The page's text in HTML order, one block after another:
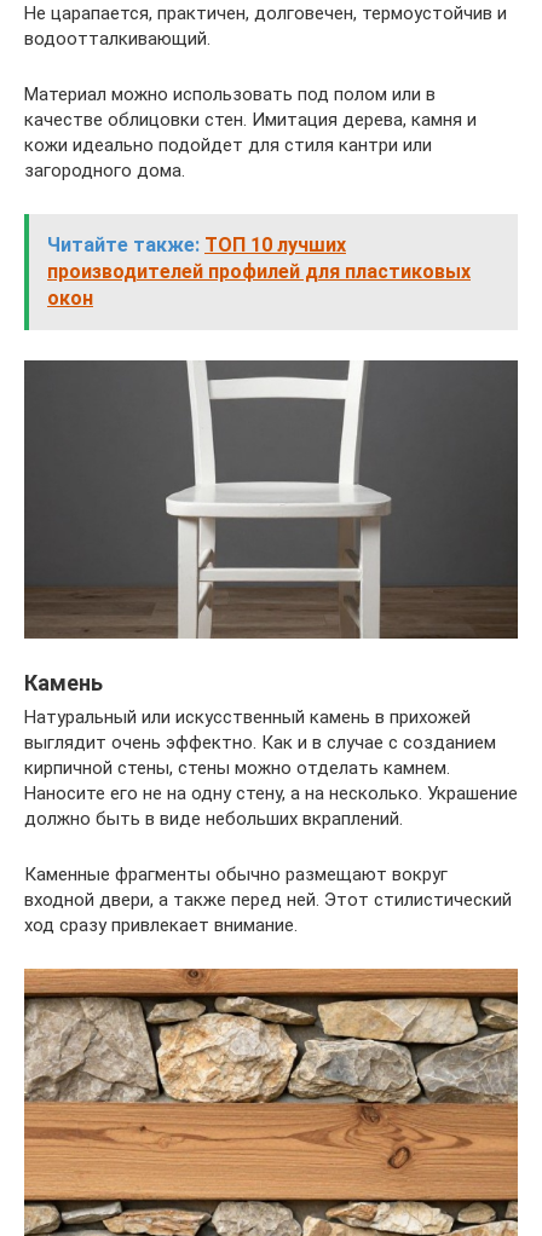
Не царапается, практичен, долговечен, термоустойчив и
водоотталкивающий.
Материал можно использовать под полом или в
качестве облицовки стен. Имитация дерева, камня и
кожи идеально подойдет для стиля кантри или
загородного дома.
Читайте также: ТОП 10 лучших
производителей профилей для пластиковых
окон
Камень
Натуральный или искусственный камень в прихожей
выглядит очень эффектно. Как и в случае с созданием
кирпичной стены, стены можно отделать камнем.
Наносите его не на одну стену, а на несколько. Украшение
должно быть в виде небольших вкраплений.
Каменные фрагменты обычно размещают вокруг
входной двери, а также перед ней. Этот стилистический
ход сразу привлекает внимание.